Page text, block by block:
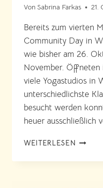
Von Sabrina Farkas 21.
Bereits zum vierten
Community Day in
wie bisher am 26.
November. Öffneten
viele Yogastudios in
unterschiedlichste
besucht werden
heuer ausschließlich
WEITERLESEN YOGA
DAY